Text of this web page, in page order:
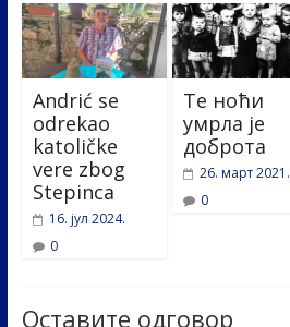
Andrić se
odrekao
katoličke
vere zbog
Stepinca
16. јул 2024.
0
Те ноћи
умрла је
доброта
26. март 2021.
0
Оставите одговор